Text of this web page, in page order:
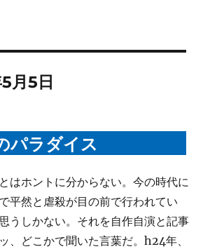
月5日
パラダイス
はホントに分からない。今の時代に
平然と虐殺が目の前で行われてい
うしかない。それを自作自演と記事
、どこかで聞いた言葉だ。h24年、